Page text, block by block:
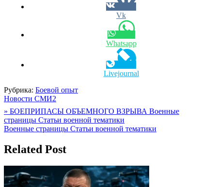
Vk
Whatsapp
Livejournal
Рубрика: Боевой опыт
Новости СМИ2
Навигация
по
» БОЕПРИПАСЫ ОБЪЕМНОГО ВЗРЫВА Военные
страницы Статьи военной тематики
Военные страницы Статьи военной тематики
Related Post